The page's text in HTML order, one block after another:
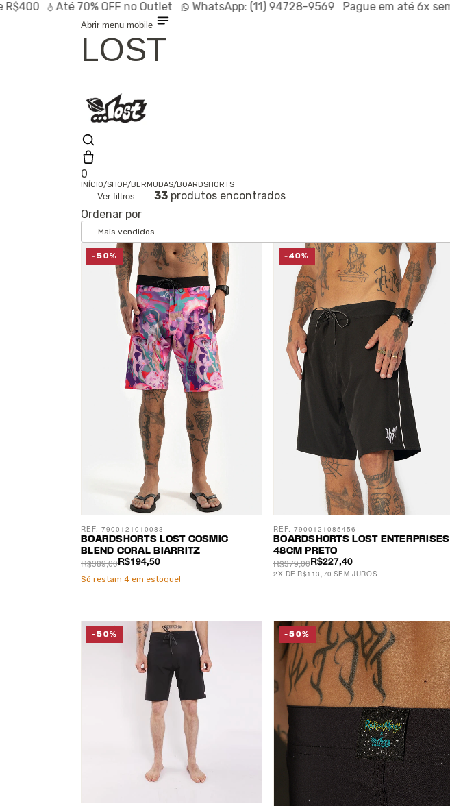
Até70% OFFno Outlet WhatsApp:(11) 94728-9569 Pague em até 6x sem juros
Abrir menu mobile
LOST
0
INÍCIO/SHOP/BERMUDAS/BOARDSHORTS
Ver filtros 33 produtos encontrados
Ordenar por
BOARDSHORTS LOST COSMIC
BLEND CORAL BIARRITZ
R$194,50
R$389,00
REF. 7900121010083
-50%
Só restam 4 em estoque!
BOARDSHORTS LOST ENTERPRISES
48CM PRETO
R$227,40
R$379,00
2X DE R$113,70 SEM JUROS
REF. 7900121085456
-40%
-50% -50%